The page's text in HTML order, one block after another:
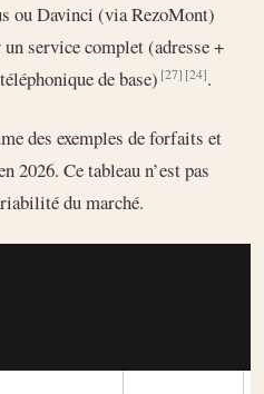
ou Davinci (via RezoMont)
un service complet (adresse +
de base)[27] [24].
des exemples de forfaits et
2026. Ce tableau n’est pas
du marché.